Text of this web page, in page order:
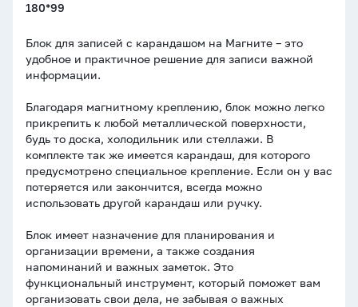
180*99
Блок для записей с карандашом на Магните – это
удобное и практичное решение для записи важной
информации.
Благодаря магнитному креплению, блок можно легко
прикрепить к любой металлической поверхности,
будь то доска, холодильник или стеллажи. В
комплекте так же имеется карандаш, для которого
предусмотрено специальное крепление. Если он у вас
потеряется или закончится, всегда можно
использовать другой карандаш или ручку.
Блок имеет назначение для планирования и
организации времени, а также создания
напоминаний и важных заметок. Это
функциональный инструмент, который поможет вам
организовать свои дела, не забывая о важных